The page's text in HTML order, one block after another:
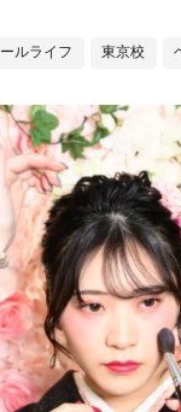
ルライフ 東京校